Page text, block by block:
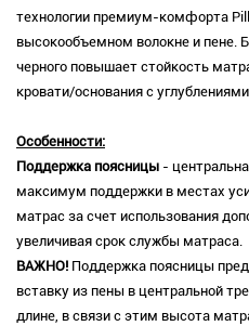
технологии премиум-комфорта
высокообъемном волокне и пене.
черного повышает стойкость
кровати/основания с
Особенности:
Поддержка поясницы -
максимум поддержки в местах
матрас за счет использования
увеличивая срок службы матраса.
ВАЖНО! Поддержка поясницы
вставку из пены в центральной
длине, в связи с этим высота